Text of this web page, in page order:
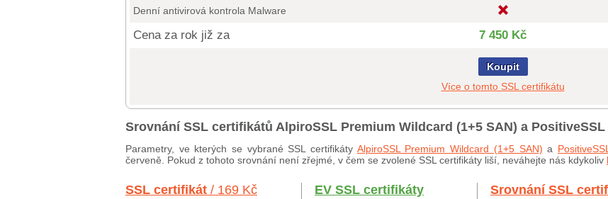
Denní antivirová kontrola Malware
Cena za rok již za 7 450 Kč
Koupit
Více o tomto SSL certifikátu
Srovnání SSL certifikátů AlpiroSSL Premium Wildcard (1+5 SAN) a
Parametry, ve kterých se vybrané SSL certifikáty AlpiroSSL Premium Wildcard (1+5 SAN) a
červeně. Pokud z tohoto srovnání není zřejmé, v čem se zvolené SSL certifikáty liší, neváhejte nás kdykoliv
SSL certifikát / 169 Kč EV SSL certifikáty Srovnání SSL